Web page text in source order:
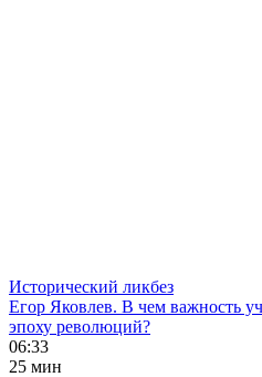
Исторический ликбез
Егор Яковлев. В чем важность
эпоху революций?
06:33
25 мин